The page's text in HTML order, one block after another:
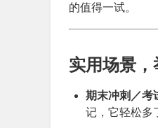
的值得一试。
实用场景，
期末冲刺／考
记，它轻松多